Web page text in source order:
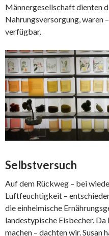
Männergesellschaft dienten
Nahrungsversorgung, waren
verfügbar.
Selbstversuch
Auf dem Rückweg – bei
Luftfeuchtigkeit –
die einheimische
landestypische Eisbecher.
machen – dachten wir.